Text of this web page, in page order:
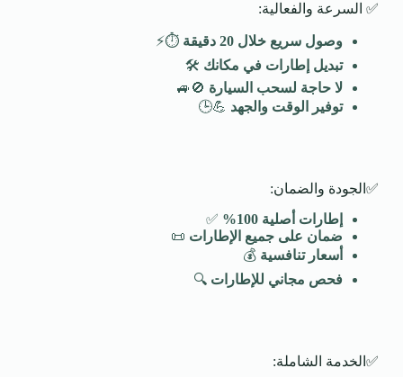
✅ السرعة والفعالية:
وصول سريع خلال 20 دقيقة
⏱️⚡
تبديل إطارات في مكانك 🛠️
لا حاجة لسحب السيارة 🚫🚙
توفير الوقت والجهد 💪🕒
✅الجودة والضمان:
إطارات أصلية 100
%
✅
ضمان على جميع الإطارات 📜
أسعار تنافسية 💰
فحص مجاني للإطارات 🔍
✅الخدمة الشاملة: